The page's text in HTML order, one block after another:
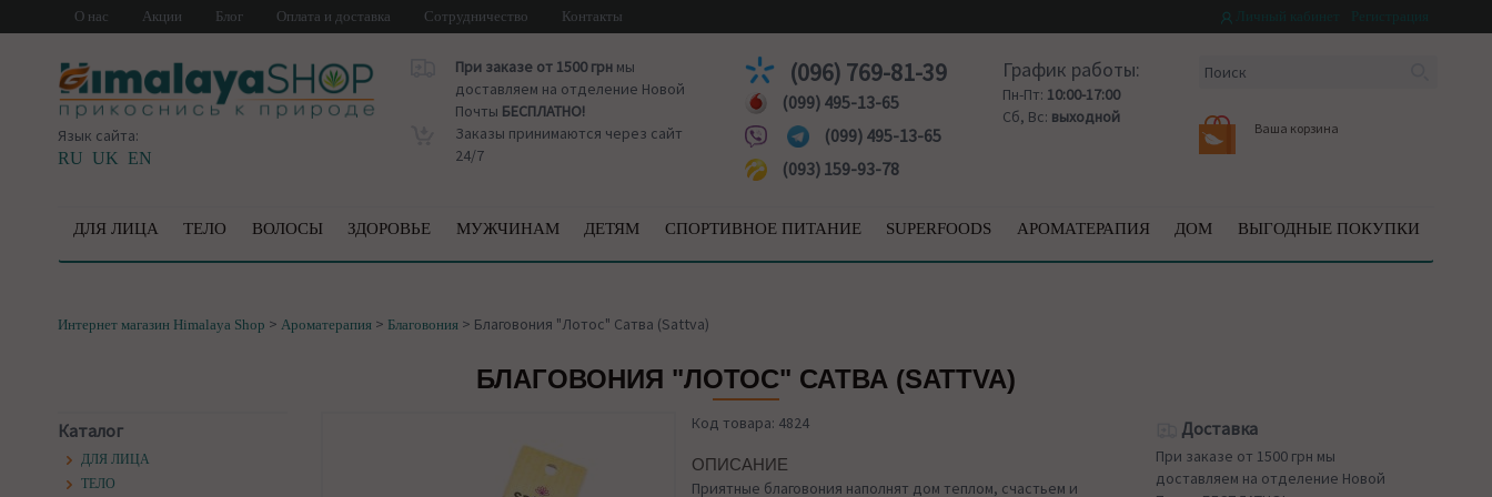
О нас Акции Блог Оплата и доставка Сотрудничество Контакты
Язык сайта:
RU UK EN
При заказе от 1500 грнмы
доставляем на отделение Новой
Почты БЕСПЛАТНО!
Заказы принимаются через сайт
24/7
(096) 769-81-39
(099) 495-13-65
(099) 495-13-65
(093) 159-93-78
График работы:
Пн-Пт: 10:00-17:00
Сб, Вс: выходной
Ваша корзина
ДЛЯ ЛИЦА ТЕЛО ВОЛОСЫ ЗДОРОВЬЕ МУЖЧИНАМ ДЕТЯМ СПОРТИВНОЕ ПИТАНИЕ SUPERFOODS АРОМАТЕРАПИЯ ДОМ ВЫГОДНЫЕ ПОКУПКИ
Интернет магазин Himalaya Shop > Ароматерапия > Благовония > Благовония "Лотос" Сатва (Sattva)
БЛАГОВОНИЯ "ЛОТОС" САТВА (SATTVA)
Каталог
ДЛЯ ЛИЦА
ТЕЛО
Код товара: 4824
ОПИСАНИЕ
Приятные благовония наполнят дом теплом, счастьем и
Доставка
При заказе от 1500 грн мы
доставляем на отделение Новой